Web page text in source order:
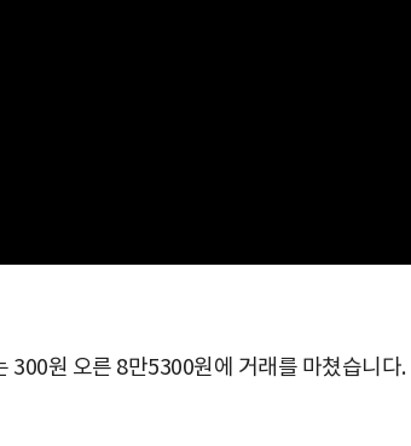
300원 오른 8만5300원에 거래를 마쳤습니다.